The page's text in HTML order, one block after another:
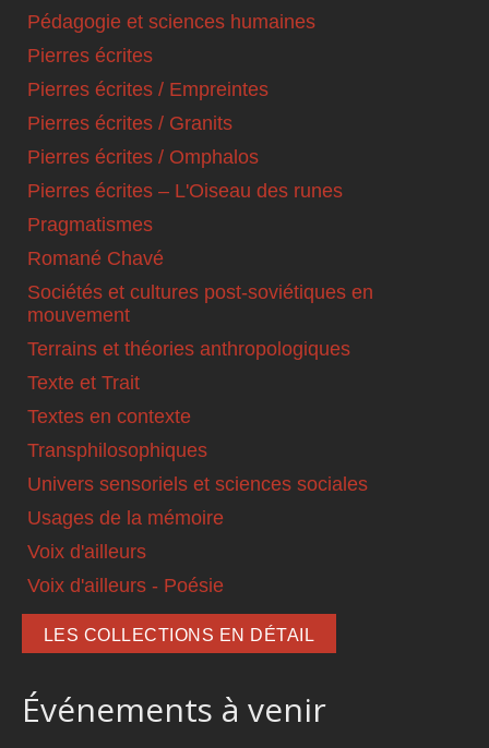
Pédagogie et sciences humaines
Pierres écrites
Pierres écrites / Empreintes
Pierres écrites / Granits
Pierres écrites / Omphalos
Pierres écrites – L'Oiseau des runes
Pragmatismes
Romané Chavé
Sociétés et cultures post-soviétiques en
mouvement
Terrains et théories anthropologiques
Texte et Trait
Textes en contexte
Transphilosophiques
Univers sensoriels et sciences sociales
Usages de la mémoire
Voix d'ailleurs
Voix d'ailleurs - Poésie
LES COLLECTIONS EN DÉTAIL
Événements à venir